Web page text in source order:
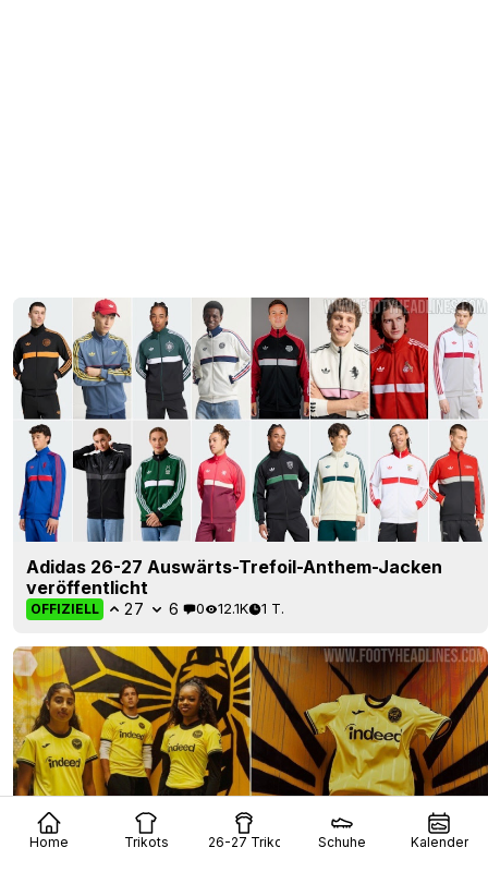
Home Trikots 26-27 Trikots Schuhe Kalender
Adidas 26-27 Auswärts-Trefoil-Anthem-Jacken
veröffentlicht
OFFIZIELL 27 6 0 12.1K 1 T.